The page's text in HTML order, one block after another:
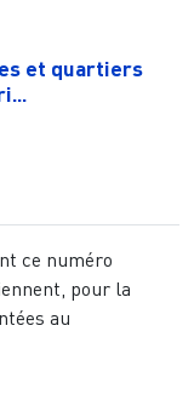
et quartiers
ce numéro
pour la
au